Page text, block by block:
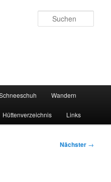
Wandern
Hüttenverzeichnis Links
Nächster →